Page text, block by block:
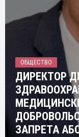
ОБЩЕСТВО
ДИРЕКТОР
ЗАПРЕТА